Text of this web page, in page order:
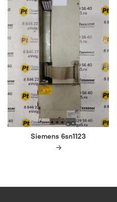
Siemens 6sn1123